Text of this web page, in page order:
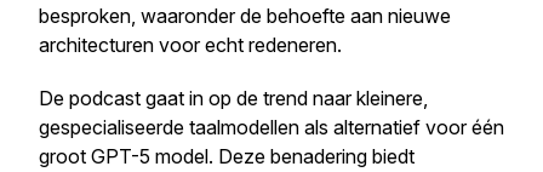
besproken, waaronder de behoefte aan nieuwe
architecturen voor echt redeneren.
De podcast gaat in op de trend naar kleinere,
gespecialiseerde taalmodellen als alternatief voor één
groot GPT-5 model. Deze benadering biedt